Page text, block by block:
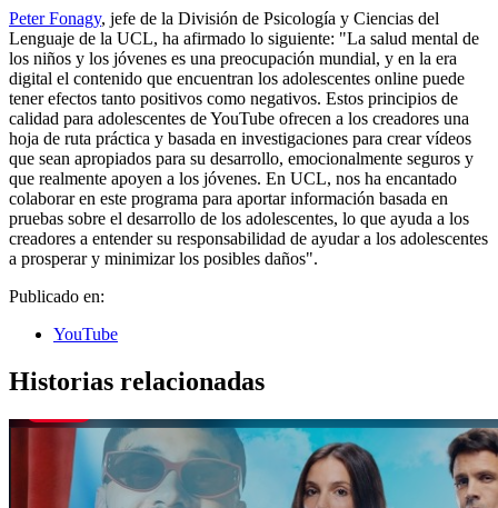
Peter Fonagy, jefe de la División de Psicología y Ciencias del
Lenguaje de la UCL, ha afirmado lo siguiente: "La salud mental de
los niños y los jóvenes es una preocupación mundial, y en la era
digital el contenido que encuentran los adolescentes online puede
tener efectos tanto positivos como negativos. Estos principios de
calidad para adolescentes de YouTube ofrecen a los creadores una
hoja de ruta práctica y basada en investigaciones para crear vídeos
que sean apropiados para su desarrollo, emocionalmente seguros y
que realmente apoyen a los jóvenes. En UCL, nos ha encantado
colaborar en este programa para aportar información basada en
pruebas sobre el desarrollo de los adolescentes, lo que ayuda a los
creadores a entender su responsabilidad de ayudar a los adolescentes
a prosperar y minimizar los posibles daños".
Publicado en:
YouTube
Historias relacionadas